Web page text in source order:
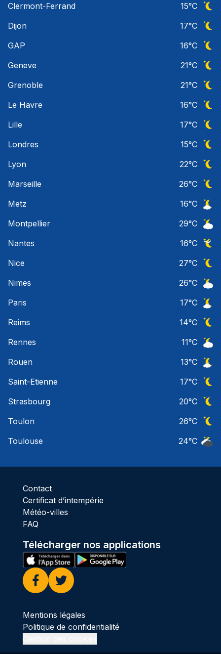
Clermont-Ferrand
15°C
Dijon
17°C
GAP
16°C
Geneve
21°C
Grenoble
21°C
Le Havre
16°C
Lille
17°C
Londres
15°C
Lyon
22°C
Marseille
26°C
Metz
16°C
Montpellier
29°C
Nantes
16°C
Nice
27°C
Nimes
26°C
Paris
17°C
Reims
14°C
Rennes
11°C
Rouen
13°C
Saint-Etienne
17°C
Strasbourg
20°C
Toulon
26°C
Toulouse
24°C
Contact
Certificat d’intempérie
Météo-villes
FAQ
Télécharger nos applications
Facebook
Twitter
Mentions légales
Politique de confidentialité